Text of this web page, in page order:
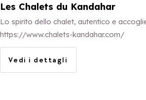
Les Chalets du Kandahar
Lo spirito dello chalet, autentico e
https://www.chalets-kandahar.com/
Vedi i dettagli